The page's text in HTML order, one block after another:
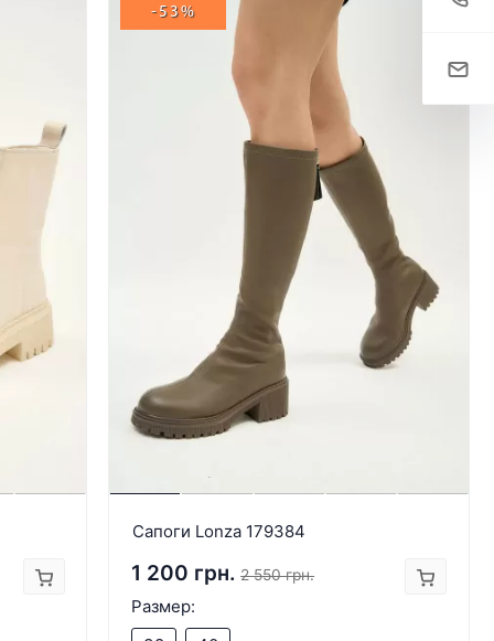
-53%
Сапоги Lonza 179384
1 200 грн. 2 550 грн.
Размер: